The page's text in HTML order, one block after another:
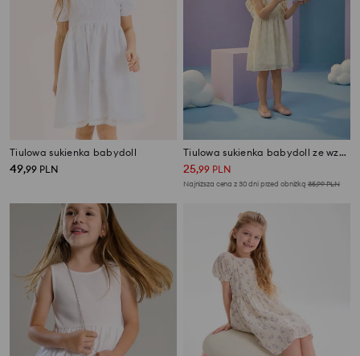
Tiulowa sukienka babydoll
49,99 PLN
Tiulowa sukienka babydoll ze wzorem kwiatowym
25,99 PLN
Najniższa cena z 30 dni przed obniżką 35,99PLN